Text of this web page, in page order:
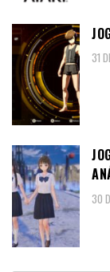
31
30